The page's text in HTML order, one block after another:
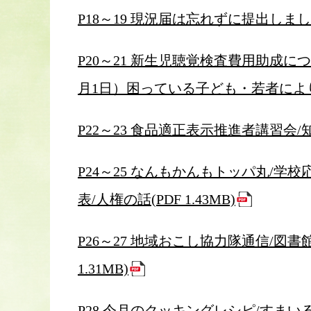
P18～19 現況届は忘れずに提出しま
P20～21 新生児聴覚検査費用助成に
月1日）困っている子ども・若者に
P22～23 食品適正表示推進者講習会/
P24～25 なんもかんもトッパ丸/学
表/人権の話(PDF 1.43MB)
P26～27 地域おこし協力隊通信/図
1.31MB)